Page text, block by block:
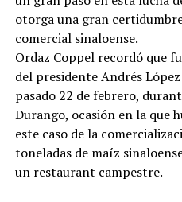
otorga una gran
comercial sinaloense.
Ordaz Coppel recordó que
del presidente Andrés
pasado 22 de febrero,
Durango, ocasión en la que
este caso de la
toneladas de maíz
un restaurant campestre.